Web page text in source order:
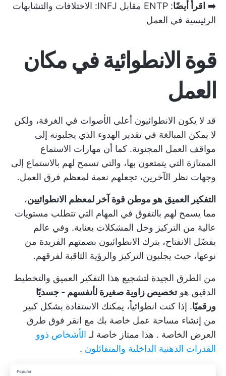
➡️ اقرأ أيضًا:
ENTP مقابل INFJ: الاختلافات والتشابهات
الرئيسية في العمل
قوة الانطوائية في مكان
العمل
قد لا يكون الانطوائيون أعلى الأصوات في الغرفة، ولكن
لا يمكن المبالغة في تقدير الهدوء الذي يجلبونه إلى
مواقف العمل المجنونة. كما أن مهارات الاستماع
الممتازة التي يتمتعون بها، والتي تسمح لهم بالاستماع إلى
وجهات نظر الآخرين، تجعلهم نعمة لمعظم فرق العمل.
التفكير العميق هو موطن قوة آخر لمعظم الانطوائيين،
مما يسمح لهم بالتفوق في المهام التي تتطلب مستويات
عالية من التركيز وحل المشكلات بعناية. وفي عالم
يفضّل الانفتاح، يترك الانطوائيون بصمتهم الفريدة من
نوعها، حيث يجلبون التركيز والرؤية الثاقبة لفرقهم.
من الطرق الجيدة لتشجيع هذا التفكير العميق والتخطيط
الدقيق هوتخصيص زاوية صغيرة لأنفسهم - جسديًا
ورقميًا. إذا كنت انطوائياً، يمكنك الاستفادة بشكل كبير
من إنشاء مساحة عمل خاصة بك مع انقر فوق طرق
العرض الخاصة . هذا ممتاز خاصة لـ الأشخاص ذوو
القدرات الذهنية الداخلية والمتفائلون .